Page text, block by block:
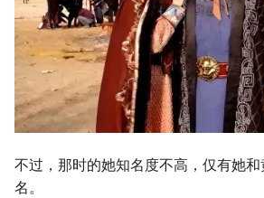
不过，那时的她知名度不高，仅有她
名。